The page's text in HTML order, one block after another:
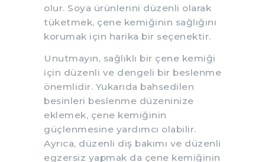
olur. Soya ürünlerini düzenli olarak
tüketmek, çene kemiğinin sağlığını
korumak için harika bir seçenektir.
Unutmayın, sağlıklı bir çene kemiği
için düzenli ve dengeli bir beslenme
önemlidir. Yukarıda bahsedilen
besinleri beslenme düzeninize
eklemek, çene kemiğinin
güçlenmesine yardımcı olabilir.
Ayrıca, düzenli diş bakımı ve düzenli
egzersiz yapmak da çene kemiğinin